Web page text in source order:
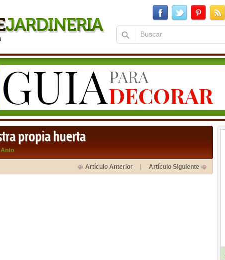
propia huerta
Anto
Artículo Anterior Artículo Siguiente